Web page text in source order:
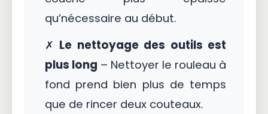
qu’nécessaire au début.
✗ Le nettoyage des outils est
plus long – Nettoyer le rouleau à
fond prend bien plus de temps
que de rincer deux couteaux.